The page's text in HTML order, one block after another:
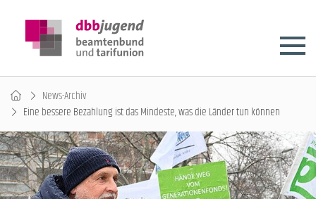
News-Archiv
Eine bessere Bezahlung ist das Mindeste, was die Länder tun können